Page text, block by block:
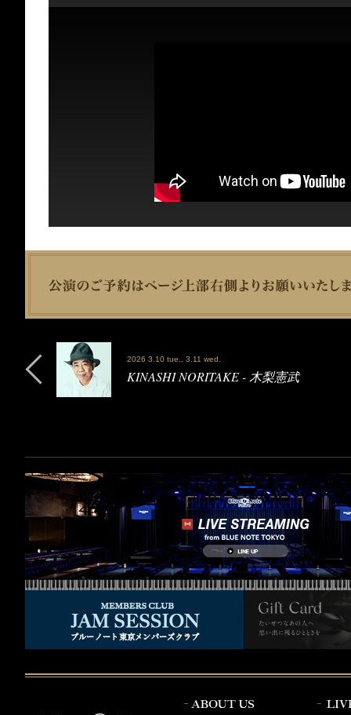
2026 3.10 tue., 3.11 wed.
KINASHI NORITAKE - 木梨憲武